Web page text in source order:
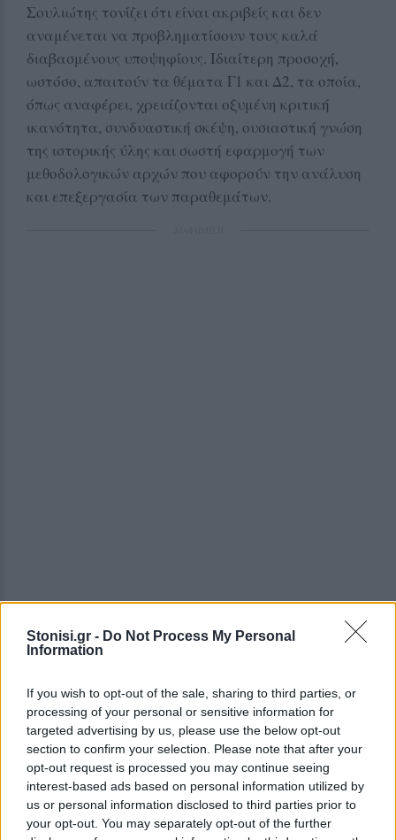
Stonisi.gr - Do Not Process My Personal
Information
If you wish to opt-out of the sale, sharing to third parties, or
processing of your personal or sensitive information for
targeted advertising by us, please use the below opt-out
section to confirm your selection. Please note that after your
opt-out request is processed you may continue seeing
interest-based ads based on personal information utilized by
us or personal information disclosed to third parties prior to
your opt-out. You may separately opt-out of the further
Σουλιώτης τονίζει ότι είναι ακριβείς και δεν
αναμένεται να προβληματίσουν τους καλά
διαβασμένους υποψηφίους. Ιδιαίτερη προσοχή,
ωστόσο, απαιτούν τα θέματα Γ1 και Δ2, τα οποία,
όπως αναφέρει, χρειάζονται οξυμένη κριτική
ικανότητα, συνδυαστική σκέψη, ουσιαστική γνώση
της ιστορικής ύλης και σωστή εφαρμογή των
μεθοδολογικών αρχών που αφορούν την ανάλυση
και επεξεργασία των παραθεμάτων.
Από πλευράς τονίζεται ότι τα φετινά θέματα στο
προσιτά σε σχέση με προηγούμενες χρονιές, χωρίς
ιδιαίτερες δυσκολίες για τους υποψηφίους που
έχουν προετοιμαστεί συστηματικά. Το διαγώνισμα
καλύπτει ευρύ φάσμα της ύλης, με αρκετά από τα
ζητήματα να έχουν τεθεί σε παλαιότερες
εξεταστικές περιόδους, γεγονός που διευκολύνει